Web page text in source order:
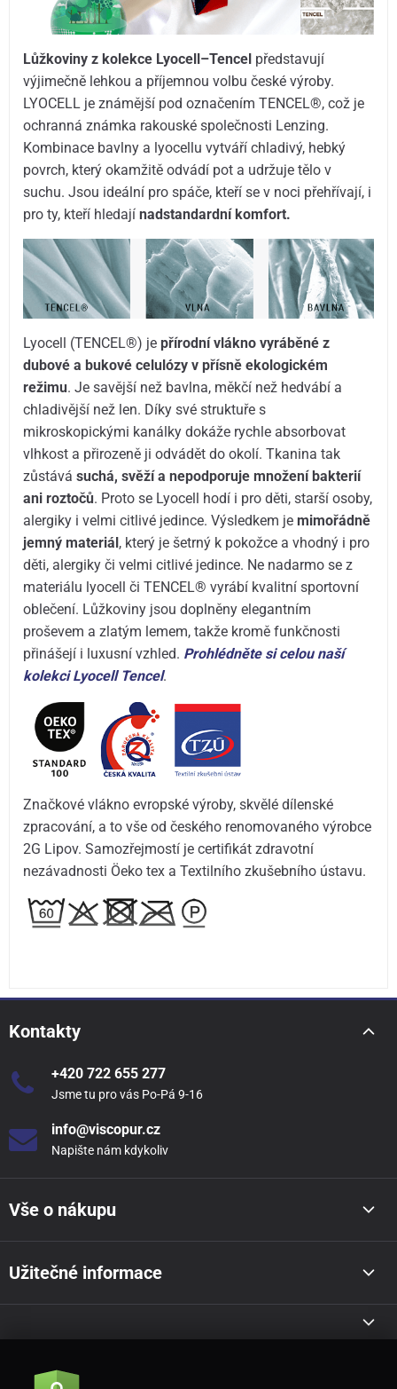
Lůžkoviny z kolekce Lyocell–Tencel představují
výjimečně lehkou a příjemnou volbu české výroby.
LYOCELL je známější pod označením TENCEL®, což je
ochranná známka rakouské společnosti Lenzing.
Kombinace bavlny a lyocellu vytváří chladivý, hebký
povrch, který okamžitě odvádí pot a udržuje tělo v
suchu. Jsou ideální pro spáče, kteří se v noci přehřívají, i
pro ty, kteří hledajínadstandardní komfort.
Lyocell (TENCEL®) jepřírodní vlákno vyráběné z
dubové a bukové celulózy v přísně ekologickém
režimu. Je savější než bavlna, měkčí než hedvábí a
chladivější než len. Díky své struktuře s
mikroskopickými kanálky dokáže rychle absorbovat
vlhkost a přirozeně ji odvádět do okolí. Tkanina tak
zůstávásuchá, svěží a nepodporuje množení bakterií
ani roztočů. Proto se Lyocell hodí i pro děti, starší osoby,
alergiky i velmi citlivé jedince. Výsledkem jemimořádně
jemný materiál, který je šetrný k pokožce a vhodný i pro
děti, alergiky či velmi citlivé jedince. Ne nadarmo se z
materiálu lyocell či TENCEL® vyrábí kvalitní sportovní
oblečení. Lůžkoviny jsou doplněny elegantním
proševem a zlatým lemem, takže kromě funkčnosti
přinášejí i luxusní vzhled. Prohlédněte si celou naší
kolekci Lyocell Tencel.
Značkové vlákno evropské výroby, skvělé dílenské
zpracování, a to vše od českého renomovaného výrobce
2G Lipov. Samozřejmostí je certifikát zdravotní
nezávadnosti Öeko tex a Textilního zkušebního ústavu.
Kontakty
+420 722 655 277
Jsme tu pro vás Po-Pá 9-16
info@viscopur.cz
Napište nám kdykoliv
Vše o nákupu
Užitečné informace
Akce a novinky e-mailem